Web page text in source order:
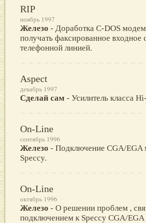
RIP
ноябрь 1997
Железо - Доработка C-DOS
получать факсированное входное
телефонной линией.
Aspect
декабрь 1997
Сделай сам - Усилитель класса
On-Line
сентябрь 1996
Железо - Подключение CGA/EGA
Speccy.
On-Line
октябрь 1996
Железо - О решении проблем ,
подключением к Speccy CGA/EGA